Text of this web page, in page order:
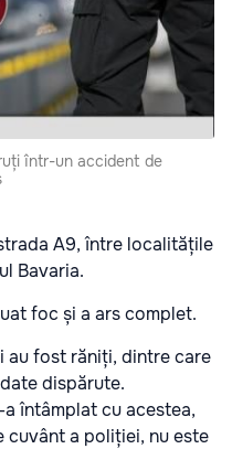
într-un accident de
A9, între localitățile
Bavaria.
foc și a ars complet.
au fost răniți, dintre care
dispărute.
întâmplat cu acestea,
a poliției, nu este